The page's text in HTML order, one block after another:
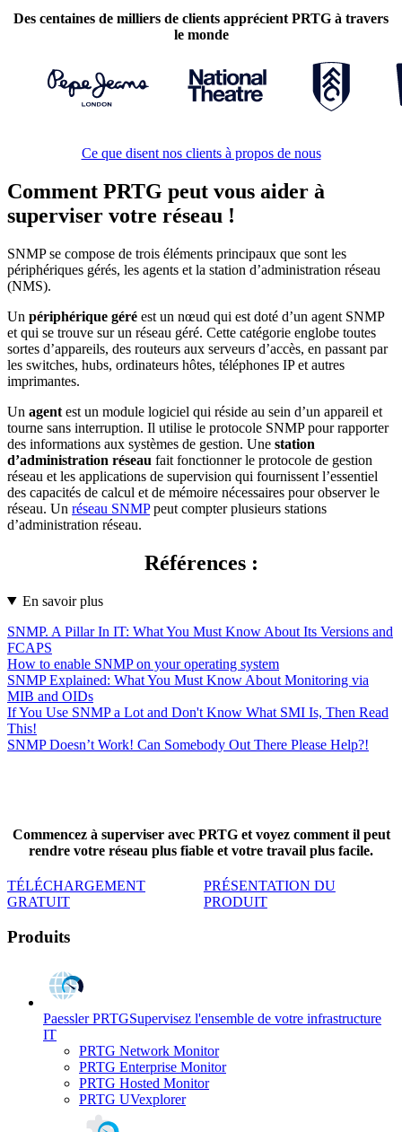
Des centaines de milliers de clients apprécient PRTG à travers
le monde
Ce que disent nos clients à propos de nous
Comment PRTG peut vous aider à
superviser votre réseau !
SNMP se compose de trois éléments principaux que sont les
périphériques gérés, les agents et la station d’administration réseau
(NMS).
Un périphérique géré est un nœud qui est doté d’un agent SNMP
et qui se trouve sur un réseau géré. Cette catégorie englobe toutes
sortes d’appareils, des routeurs aux serveurs d’accès, en passant par
les switches, hubs, ordinateurs hôtes, téléphones IP et autres
imprimantes.
Un agent est un module logiciel qui réside au sein d’un appareil et
tourne sans interruption. Il utilise le protocole SNMP pour rapporter
des informations aux systèmes de gestion. Une station
d’administration réseau fait fonctionner le protocole de gestion
réseau et les applications de supervision qui fournissent l’essentiel
des capacités de calcul et de mémoire nécessaires pour observer le
réseau. Un réseau SNMPpeut compter plusieurs stations
d’administration réseau.
Références :
En savoir plus
SNMP. A Pillar In IT: What You Must Know About Its Versions and
FCAPS
How to enable SNMP on your operating system
SNMP Explained: What You Must Know About Monitoring via
MIB and OIDs
If You Use SNMP a Lot and Don't Know What SMI Is, Then Read
This!
SNMP Doesn’t Work! Can Somebody Out There Please Help?!
Commencez à superviser avec PRTG et voyez comment il peut
rendre votre réseau plus fiable et votre travail plus facile.
TÉLÉCHARGEMENT
GRATUIT
PRÉSENTATION DU
PRODUIT
Produits
Paessler PRTGSupervisez l'ensemble de votre infrastructure
IT
PRTG Network Monitor
PRTG Enterprise Monitor
PRTG Hosted Monitor
PRTG UVexplorer